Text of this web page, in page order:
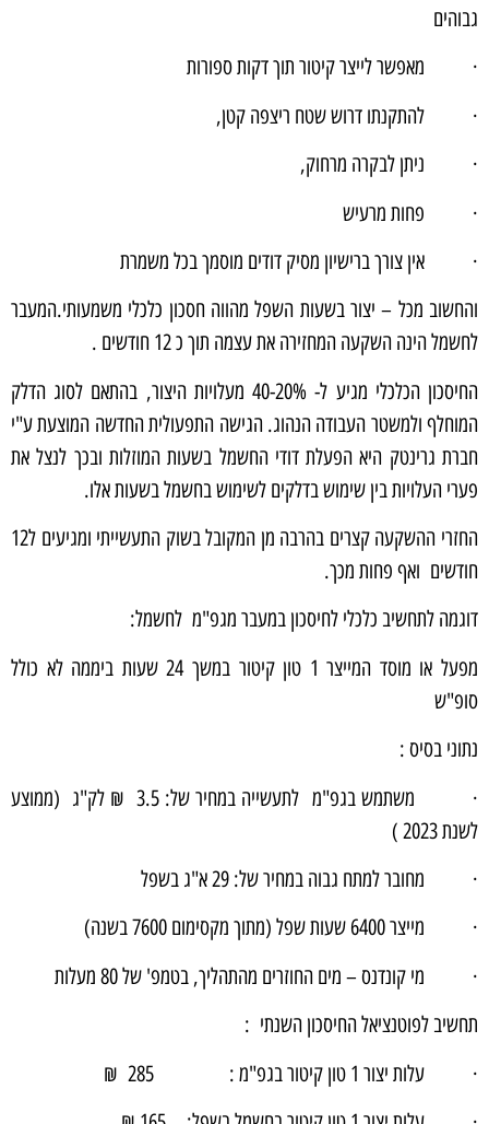
גבוהים
· מאפשר לייצר קיטור תוך דקות ספורות
· להתקנתו דרוש שטח ריצפה קטן,
· ניתן לבקרה מרחוק,
· פחות מרעיש
· אין צורך ברישיון מסיק דודים מוסמך בכל משמרת
והחשוב מכל – יצור בשעות השפל מהווה חסכון כלכלי משמעותי.המעבר
לחשמל הינה השקעה המחזירה את עצמה תוך כ 12 חודשים .
החיסכון הכלכלי מגיע ל- 40-20% מעלויות היצור, בהתאם לסוג הדלק
המוחלף ולמשטר העבודה הנהוג. הגישה התפעולית החדשה המוצעת ע"י
חברת גרינטק היא הפעלת דודי החשמל בשעות המוזלות ובכך לנצל את
פערי העלויות בין שימוש בדלקים לשימוש בחשמל בשעות אלו.
החזרי ההשקעה קצרים בהרבה מן המקובל בשוק התעשייתי ומגיעים ל12
חודשים ואף פחות מכך.
דוגמה לתחשיב כלכלי לחיסכון במעבר מגפ"מ לחשמל:
מפעל או מוסד המייצר 1 טון קיטור במשך 24 שעות ביממה לא כולל
סופ"ש
נתוני בסיס :
· משתמש בגפ"מ לתעשייה במחיר של: 3.5 ₪ לק"ג (ממוצע
לשנת 2023 )
· מחובר למתח גבוה במחיר של: 29 א"ג בשפל
· מייצר 6400 שעות שפל (מתוך מקסימום 7600 בשנה)
· מי קונדנס – מים החוזרים מהתהליך, בטמפ' של 80 מעלות
תחשיב לפוטנציאל החיסכון השנתי :
· עלות יצור 1 טון קיטור בגפ"מ : 285 ₪